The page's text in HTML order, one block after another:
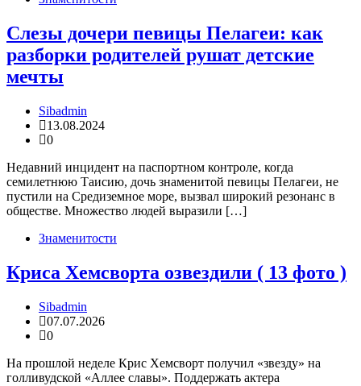
Слезы дочери певицы Пелагеи: как
разборки родителей рушат детские
мечты
Sibadmin
13.08.2024
0
Недавний инцидент на паспортном контроле, когда
семилетнюю Таисию, дочь знаменитой певицы Пелагеи, не
пустили на Средиземное море, вызвал широкий резонанс в
обществе. Множество людей выразили […]
Знаменитости
Криса Хемсворта озвездили ( 13 фото )
Sibadmin
07.07.2026
0
️На прошлой неделе Крис Хемсворт получил «звезду» на
голливудской «Аллее славы». Поддержать актера